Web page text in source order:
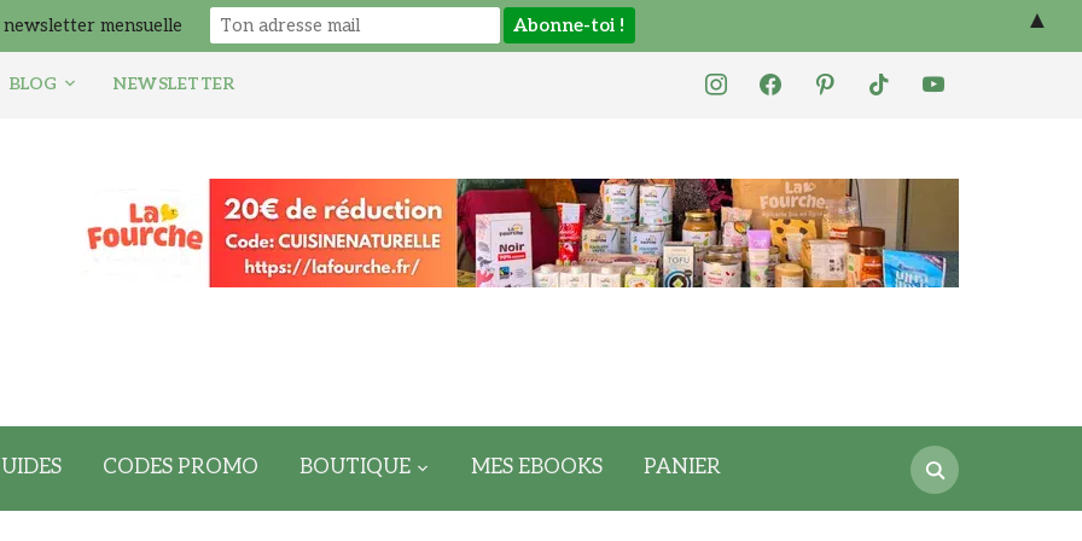
instagramfacebookpinteresttiktok youtube
BLOG NEWSLETTER
Search
for:
CODES PROMO BOUTIQUE MES EBOOKS PANIER
newsletter mensuelle ▲